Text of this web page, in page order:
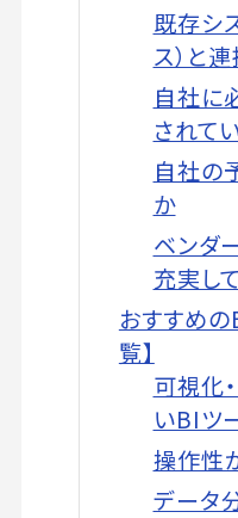
既存シ
ス）と
自社に
されて
自社の
か
ベンダ
充実し
おすすめ
覧】
可視化
いBIツ
操作性
データ